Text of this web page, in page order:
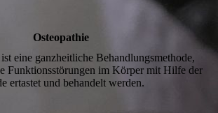
Osteopathie
eine ganzheitliche Behandlungsmethode,
Funktionsstörungen im Körper mit Hilfe der
ertastet und behandelt werden.